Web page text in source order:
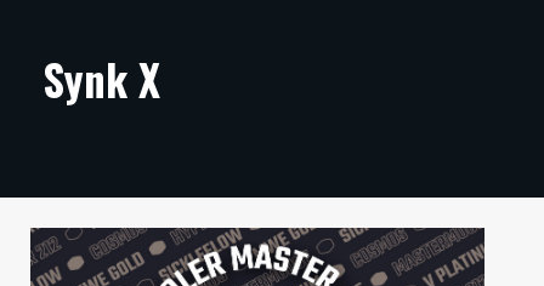
ARTIKKELIT
TECHBBS
TIETOA
Synk X